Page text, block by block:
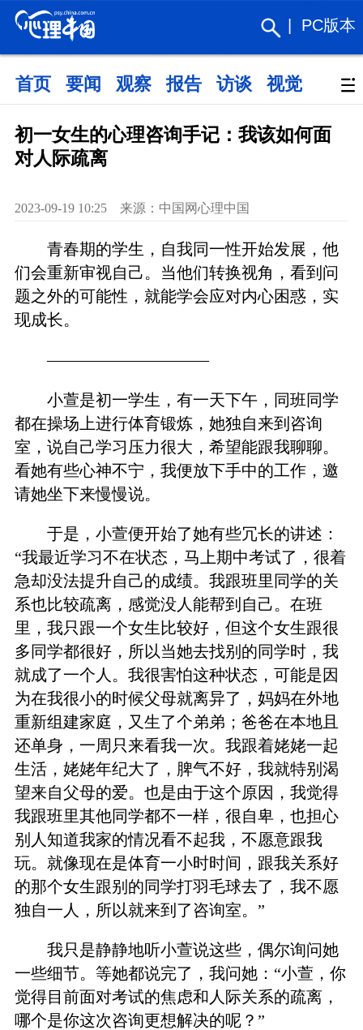
PC版本
首页 要闻 观察 报告 访谈 视觉 政策
初一女生的心理咨询手记：我该如何面
对人际疏离
2023-09-19 10:25 来源：中国网心理中国
青春期的学生，自我同一性开始发展，他
们会重新审视自己。当他们转换视角，看到问
题之外的可能性，就能学会应对内心困惑，实
现成长。
——————————
小萱是初一学生，有一天下午，同班同学
都在操场上进行体育锻炼，她独自来到咨询
室，说自己学习压力很大，希望能跟我聊聊。
看她有些心神不宁，我便放下手中的工作，邀
请她坐下来慢慢说。
于是，小萱便开始了她有些冗长的讲述：
“我最近学习不在状态，马上期中考试了，很着
急却没法提升自己的成绩。我跟班里同学的关
系也比较疏离，感觉没人能帮到自己。在班
里，我只跟一个女生比较好，但这个女生跟很
多同学都很好，所以当她去找别的同学时，我
就成了一个人。我很害怕这种状态，可能是因
为在我很小的时候父母就离异了，妈妈在外地
重新组建家庭，又生了个弟弟；爸爸在本地且
还单身，一周只来看我一次。我跟着姥姥一起
生活，姥姥年纪大了，脾气不好，我就特别渴
望来自父母的爱。也是由于这个原因，我觉得
我跟班里其他同学都不一样，很自卑，也担心
别人知道我家的情况看不起我，不愿意跟我
玩。就像现在是体育一小时时间，跟我关系好
的那个女生跟别的同学打羽毛球去了，我不愿
独自一人，所以就来到了咨询室。”
我只是静静地听小萱说这些，偶尔询问她
一些细节。等她都说完了，我问她：“小萱，你
觉得目前面对考试的焦虑和人际关系的疏离，
哪个是你这次咨询更想解决的呢？”